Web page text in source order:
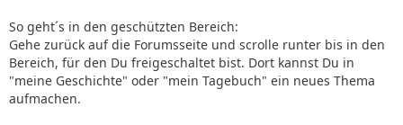
So geht´s in den geschützten Bereich:
Gehe zurück auf die Forumsseite und scrolle runter bis in den
Bereich, für den Du freigeschaltet bist. Dort kannst Du in
"meine Geschichte" oder "mein Tagebuch" ein neues Thema
aufmachen.